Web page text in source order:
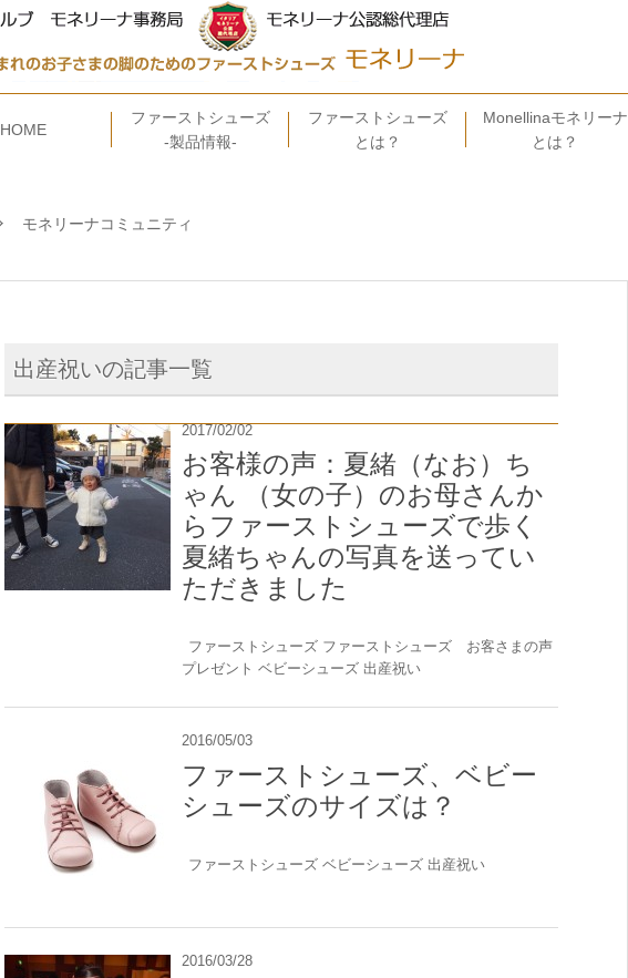
HOME
ファーストシューズ
-製品情報-
ファーストシューズ
とは？
Monellinaモネリーナ
とは？
モネリーナコミュニティ
出産祝いの記事一覧
2017/02/02
お客様の声：夏緒（なお）ち
ゃん （女の子）のお母さんか
らファーストシューズで歩く
夏緒ちゃんの写真を送ってい
ただきました
ファーストシューズ ファーストシューズ お客さまの声
プレゼント ベビーシューズ 出産祝い
2016/05/03
ファーストシューズ、ベビー
シューズのサイズは？
ファーストシューズ ベビーシューズ 出産祝い
2016/03/28